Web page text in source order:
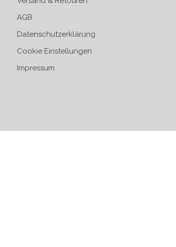
AGB
Datenschutzerklärung
Cookie Einstellungen
Impressum